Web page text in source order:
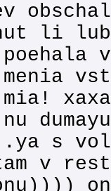
li
mia!
s
v